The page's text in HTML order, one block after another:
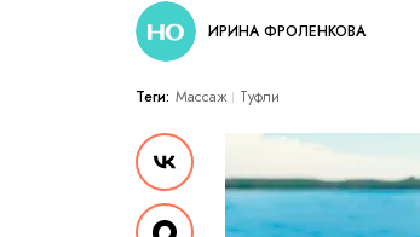
ИРИНА ФРОЛЕНКОВА
Теги: Массаж Туфли